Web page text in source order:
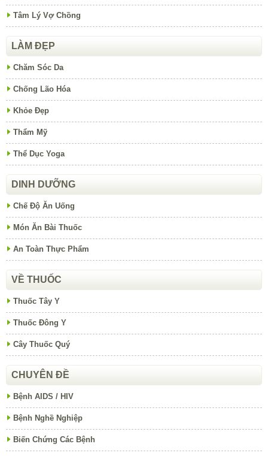
Tâm Lý Vợ Chồng
LÀM ĐẸP
Chăm Sóc Da
Chống Lão Hóa
Khỏe Đẹp
Thẩm Mỹ
Thể Dục Yoga
DINH DƯỠNG
Chế Độ Ăn Uống
Món Ăn Bài Thuốc
An Toàn Thực Phẩm
VỀ THUỐC
Thuốc Tây Y
Thuốc Đông Y
Cây Thuốc Quý
CHUYÊN ĐỀ
Bệnh AIDS / HIV
Bệnh Nghề Nghiệp
Biến Chứng Các Bệnh